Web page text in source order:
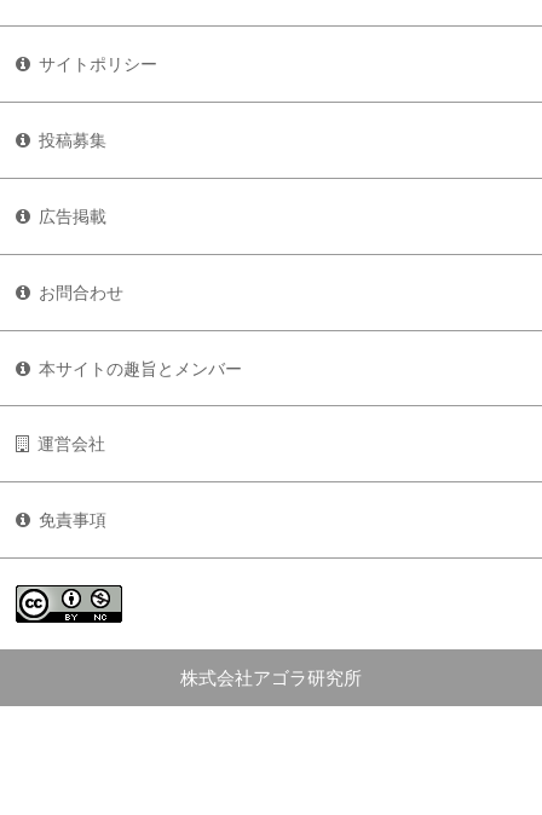
サイトポリシー
投稿募集
広告掲載
お問合わせ
本サイトの趣旨とメンバー
運営会社
免責事項
株式会社アゴラ研究所